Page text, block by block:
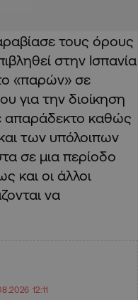
τους όρους
στην Ισπανία
«παρών» σε
για την διοίκηση
καθώς
των υπόλοιπων
σε μια περίοδο
και οι άλλοι
να
12:11